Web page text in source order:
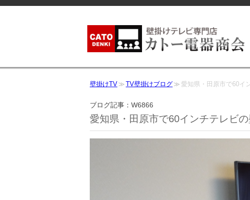
壁掛けTV TV壁掛けブログ 愛知県・田原市で60イ
ブログ記事：W6866
愛知県・田原市で60インチテレビ